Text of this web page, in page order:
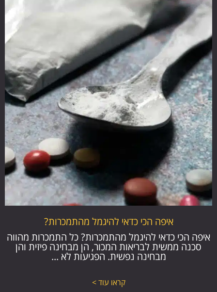
איפה הכי כדאי להיגמל מהתמכרות?
איפה הכי כדאי להיגמל מהתמכרות? כל התמכרות מהווה
סכנה ממשית לבריאות המכור, הן מבחינה פיזית והן
מבחינה נפשית. הפגיעות לא ...
קראו עוד >